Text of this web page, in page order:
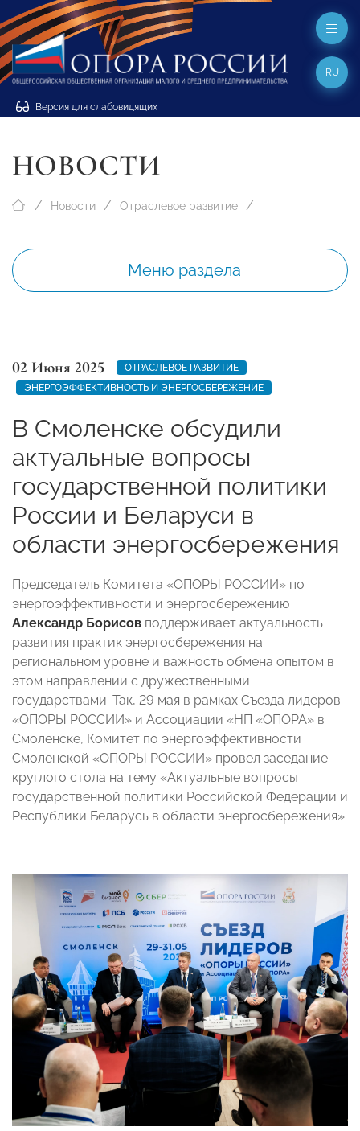
Версия для слабовидящих
RU
НОВОСТИ
Новости Отраслевое развитие
Меню раздела
02 Июня 2025
ОТРАСЛЕВОЕ РАЗВИТИЕ
ЭНЕРГОЭФФЕКТИВНОСТЬ И ЭНЕРГОСБЕРЕЖЕНИЕ
В Смоленске обсудили
актуальные вопросы
государственной политики
России и Беларуси в
области энергосбережения
Председатель Комитета «ОПОРЫ РОССИИ» по
энергоэффективности и энергосбережению
Александр Борисов поддерживает актуальность
развития практик энергосбережения на
региональном уровне и важность обмена опытом в
этом направлении с дружественными
государствами. Так, 29 мая в рамках Съезда лидеров
«ОПОРЫ РОССИИ» и Ассоциации «НП «ОПОРА» в
Смоленске, Комитет по энергоэффективности
Смоленской «ОПОРЫ РОССИИ» провел заседание
круглого стола на тему «Актуальные вопросы
государственной политики Российской Федерации и
Республики Беларусь в области энергосбережения».